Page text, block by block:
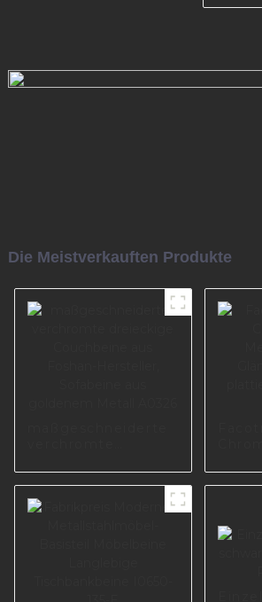
Die Meistverkauften Produkte
Couchbeine aus
Sofabeine aus